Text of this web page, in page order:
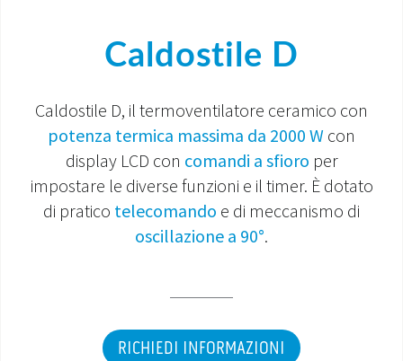
CONTATTI
MONDO OS
Caldostile D
Caldostile D, il termoventilatore ceramico con
potenza termica massima da 2000 W con
display LCD con comandi a sfioro per
impostare le diverse funzioni e il timer. È dotato
di pratico telecomando e di meccanismo di
oscillazione a 90°.
RICHIEDI INFORMAZIONI